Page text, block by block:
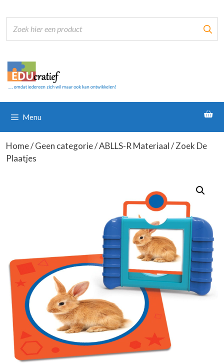
naar
inhoud
Menu
Home/Geen categorie/ABLLS-R Materiaal/ Zoek De
Plaatjes